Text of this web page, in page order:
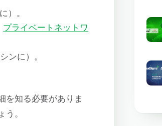
）。
プライベートネットワ
ンに）。
を知る必要がありま
。